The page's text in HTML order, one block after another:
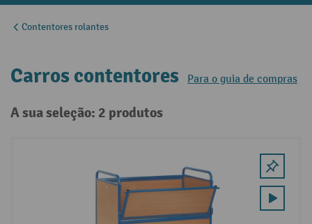
Contentores rolantes
Carros contentores Para o guia de compras
A sua seleção: 2 produtos